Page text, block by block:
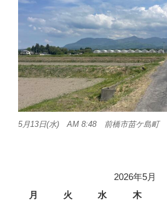
5月13日(水) AM 8:48 前橋市苗ケ島町
2026年5月
月
火 水 木